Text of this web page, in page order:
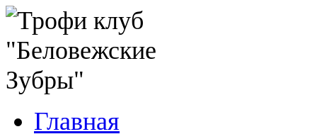
Главная